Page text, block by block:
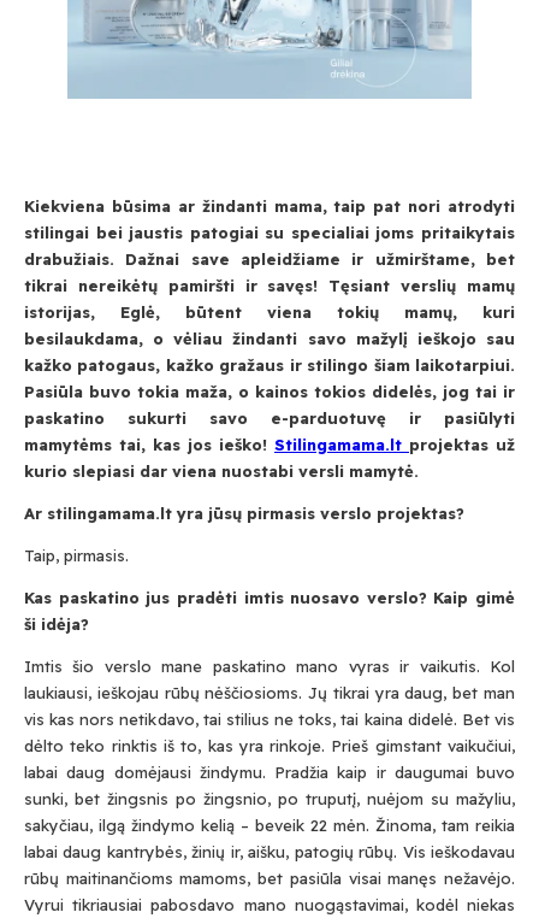
Kiekviena būsima ar žindanti mama, taip pat nori atrodyti
stilingai bei jaustis patogiai su specialiai joms pritaikytais
drabužiais. Dažnai save apleidžiame ir užmirštame, bet
tikrai nereikėtų pamiršti ir savęs! Tęsiant verslių mamų
istorijas, Eglė, būtent viena tokių mamų, kuri
besilaukdama, o vėliau žindanti savo mažylį ieškojo sau
kažko patogaus, kažko gražaus ir stilingo šiam laikotarpiui.
Pasiūla buvo tokia maža, o kainos tokios didelės, jog tai ir
paskatino sukurti savo e-parduotuvę ir pasiūlyti
mamytėms tai, kas jos ieško! Stilingamama.lt projektas už
kurio slepiasi dar viena nuostabi versli mamytė.
Ar stilingamama.lt yra jūsų pirmasis verslo projektas?
Taip, pirmasis.
Kas paskatino jus pradėti imtis nuosavo verslo? Kaip gimė
ši idėja?
Imtis šio verslo mane paskatino mano vyras ir vaikutis. Kol
laukiausi, ieškojau rūbų nėščiosioms. Jų tikrai yra daug, bet man
vis kas nors netikdavo, tai stilius ne toks, tai kaina didelė. Bet vis
dėlto teko rinktis iš to, kas yra rinkoje. Prieš gimstant vaikučiui,
labai daug domėjausi žindymu. Pradžia kaip ir daugumai buvo
sunki, bet žingsnis po žingsnio, po truputį, nuėjom su mažyliu,
sakyčiau, ilgą žindymo kelią – beveik 22 mėn. Žinoma, tam reikia
labai daug kantrybės, žinių ir, aišku, patogių rūbų. Vis ieškodavau
rūbų maitinančioms mamoms, bet pasiūla visai manęs nežavėjo.
Vyrui tikriausiai pabosdavo mano nuogąstavimai, kodėl niekas